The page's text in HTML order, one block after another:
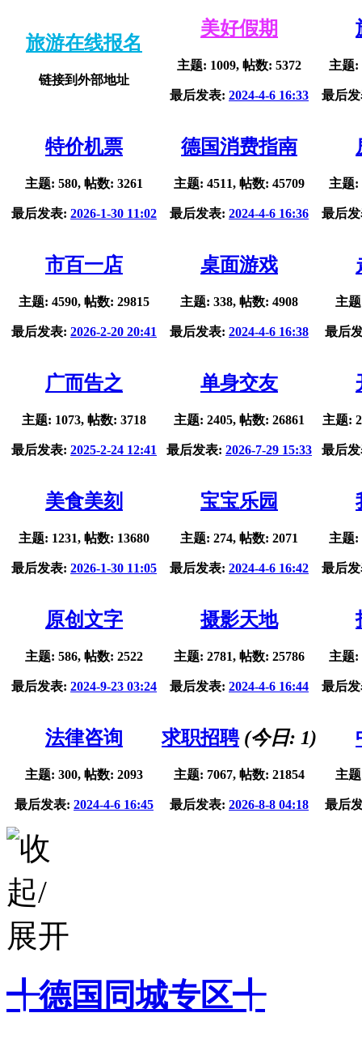
旅游在线报名
链接到外部地址
美好假期
主题: 1009, 帖数: 5372
最后发表: 2024-4-6 16:33
主题:
最后
特价机票
主题: 580, 帖数: 3261
最后发表: 2026-1-30 11:02
德国消费指南
主题: 4511, 帖数: 45709
最后发表: 2024-4-6 16:36
主题:
最后
市百一店
主题: 4590, 帖数: 29815
最后发表: 2026-2-20 20:41
桌面游戏
主题: 338, 帖数: 4908
最后发表: 2024-4-6 16:38
主
最后
广而告之
主题: 1073, 帖数: 3718
最后发表: 2025-2-24 12:41
单身交友
主题: 2405, 帖数: 26861
最后发表: 2026-7-29 15:33
主题:
最后
美食美刻
主题: 1231, 帖数: 13680
最后发表: 2026-1-30 11:05
宝宝乐园
主题: 274, 帖数: 2071
最后发表: 2024-4-6 16:42
主题:
最后
原创文字
主题: 586, 帖数: 2522
最后发表: 2024-9-23 03:24
摄影天地
主题: 2781, 帖数: 25786
最后发表: 2024-4-6 16:44
主题:
最后
法律咨询
主题: 300, 帖数: 2093
最后发表: 2024-4-6 16:45
求职招聘(今日: 1)
主题: 7067, 帖数: 21854
最后发表: 2026-8-8 04:18
主
最后
╃德国同城专区╃